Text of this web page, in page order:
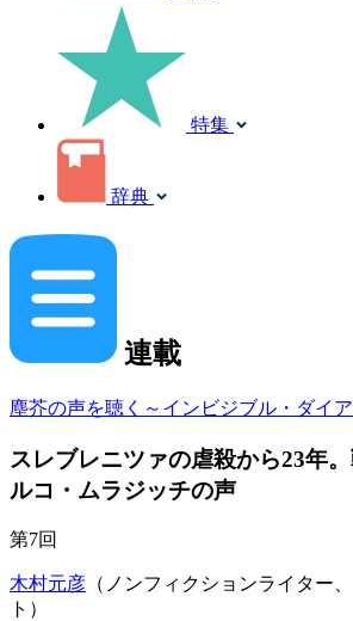
特集
辞典
連載
塵芥の声を聴く～インビジブル・ダイ
スレブレニツァの虐殺から23年
ルコ・ムラジッチの声
第7回
木村元彦 （ノンフィクションライター
ト）